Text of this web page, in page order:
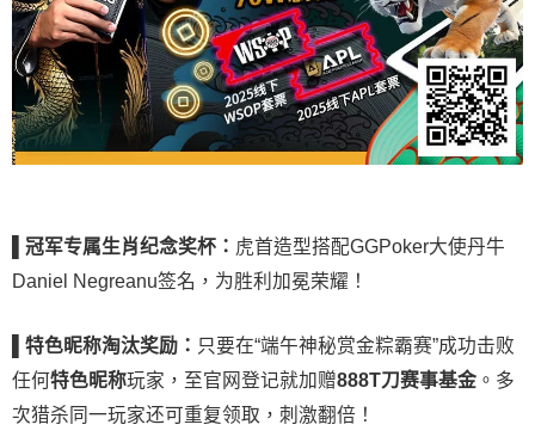
冠军专属生肖纪念奖杯： 虎首造型搭配GGPoker大使丹牛
Daniel Negreanu签名，为胜利加冕荣耀！
特色昵称淘汰奖励： 只要在“端午神秘赏金粽霸赛”成功击败
任何特色昵称玩家，至官网登记就加赠888T刀赛事基金 。多
次猎杀同一玩家还可重复领取，刺激翻倍！